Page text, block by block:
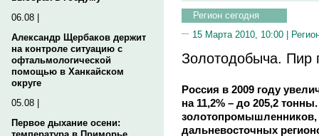
06.08 |
Александр Щербаков держит
на контроле ситуацию с
офтальмологической
помощью в Ханкайском
округе
05.08 |
Первое дыхание осени:
Регион сегодня
15 Марта 2010, 10:00 |
Золотодобыча. Пир
Россия в 2009 году
на 11,2% – до 205,2
золотопромышленников,
дальневосточных